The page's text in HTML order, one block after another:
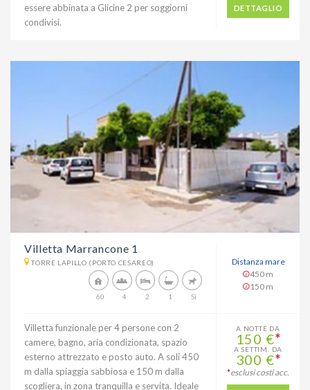
essere abbinata a Glicine 2 per soggiorni
condivisi.
DETTAGLIO
Villetta Marrancone 1
TORRE LAPILLO (PORTO CESAREO)
Sì
1
2
4
60
Distanza mare
450 m
150 m
Villetta funzionale per 4 persone con 2
camere, bagno, aria condizionata, spazio
esterno attrezzato e posto auto. A soli 450
m dalla spiaggia sabbiosa e 150 m dalla
scogliera, in zona tranquilla e servita. Ideale
A NOTTE DA
150 €*
A SETTIM. DA
300 €*
*esclusi costi acc.